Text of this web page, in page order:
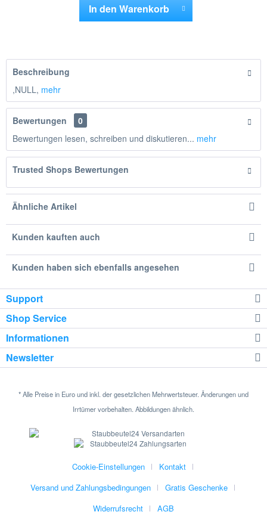
In den Warenkorb
Beschreibung
,NULL, mehr
Bewertungen
0
Bewertungen lesen, schreiben und diskutieren... mehr
Trusted Shops Bewertungen
Ähnliche Artikel
Kunden kauften auch
Kunden haben sich ebenfalls angesehen
Support
Shop Service
Informationen
Newsletter
* Alle Preise in Euro und inkl. der gesetzlichen Mehrwertsteuer. Änderungen und
Irrtümer vorbehalten. Abbildungen ähnlich.
Cookie-Einstellungen
Kontakt
Versand und Zahlungsbedingungen
Gratis Geschenke
Widerrufsrecht
AGB